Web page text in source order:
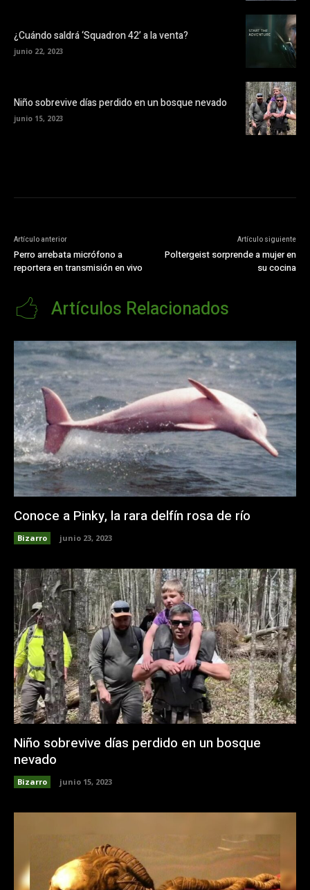
¿Cuándo saldrá ‘Squadron 42’ a la venta?
junio 22, 2023
Niño sobrevive días perdido en un bosque nevado
junio 15, 2023
Artículo anterior
Perro arrebata micrófono a
reportera en transmisión en vivo
Artículo siguiente
Poltergeist sorprende a mujer en
su cocina
Artículos Relacionados
Conoce a Pinky, la rara delfín rosa de río
Bizarro junio 23, 2023
Niño sobrevive días perdido en un bosque
nevado
Bizarro junio 15, 2023